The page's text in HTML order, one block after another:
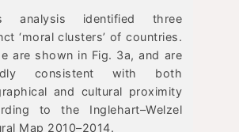
analysis identified three
‘moral clusters’ of countries.
are shown in Fig. 3a, and are
consistent with both
and cultural proximity
to the Inglehart–Welzel
Map 2010–2014.